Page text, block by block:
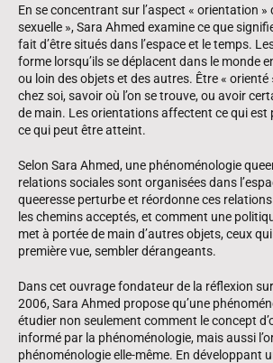
En se concentrant sur l’aspect « orientation »
sexuelle », Sara Ahmed examine ce que
fait d’être situés dans l’espace et le temps.
forme lorsqu’ils se déplacent dans le monde
ou loin des objets et des autres. Être « orienté
chez soi, savoir où l’on se trouve, ou avoir
de main. Les orientations affectent ce qui est
ce qui peut être atteint.
Selon Sara Ahmed, une phénoménologie
relations sociales sont organisées dans
queeresse perturbe et réordonne ces
les chemins acceptés, et comment une
met à portée de main d’autres objets, ceux
première vue, sembler dérangeants.
Dans cet ouvrage fondateur de la réflexion
2006, Sara Ahmed propose qu’une
étudier non seulement comment le concept
informé par la phénoménologie, mais aussi
phénoménologie elle-même. En développant